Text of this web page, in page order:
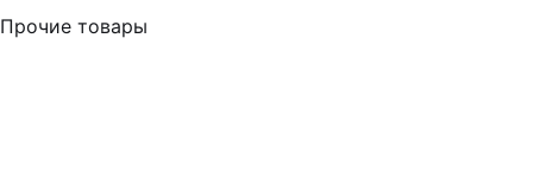
Прочие товары